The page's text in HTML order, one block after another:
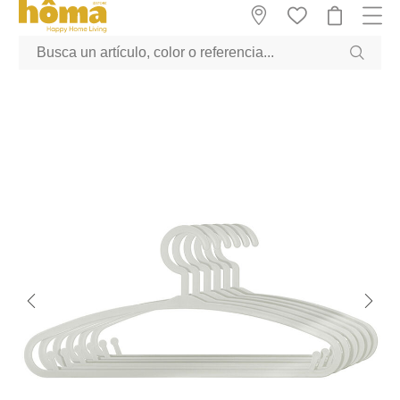
GTM-M23T38WX true